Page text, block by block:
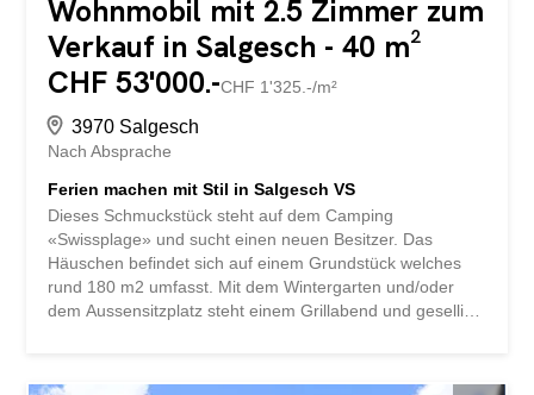
Wohnmobil mit 2.5 Zimmer zum
Verkauf in Salgesch - 40 m²
CHF 53'000.-CHF 1'325.-/m²
3970 Salgesch
Nach Absprache
Ferien machen mit Stil in Salgesch VS
Dieses Schmuckstück steht auf dem Camping
«Swissplage» und sucht einen neuen Besitzer. Das
Häuschen befindet sich auf einem Grundstück welches
rund 180 m2 umfasst. Mit dem Wintergarten und/oder
dem Aussensitzplatz steht einem Grillabend und gesellige
benötigten Komfort um optimal ausgerüstet zu sein. Im